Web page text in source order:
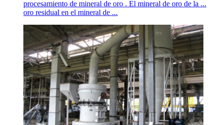
procesamiento de mineral de oro . El mineral de oro de la ...
oro residual en el mineral de ...